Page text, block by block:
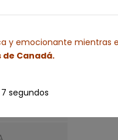
y emocionante mientras
Canadá.
6 segundos